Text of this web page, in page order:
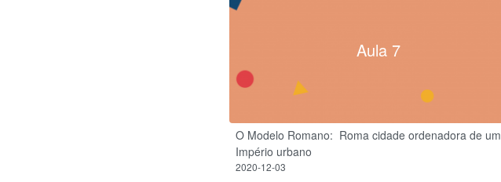
Aula 7
O Modelo Romano: ​ Roma cidade ordenadora de um
Império urbano
2020-12-03